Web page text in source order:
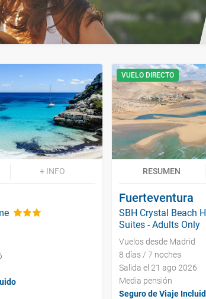
+ INFO
VUELO DIRECTO
RESUMEN
Fuerteventura
SBH Crystal Beach
Suites - Adults Only
Vuelos desde Madrid
8 días / 7 noches
Salida el 21 ago 2026
Media pensión
Seguro de Viaje